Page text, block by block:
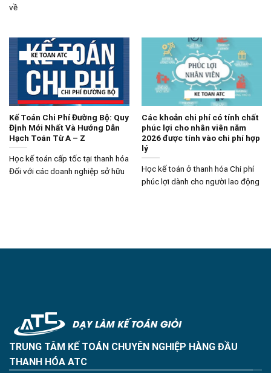
về
Kế Toán Chi Phí Đường Bộ: Quy
Định Mới Nhất Và Hướng Dẫn
Hạch Toán Từ A – Z
Học kế toán cấp tốc tại thanh hóa
Đối với các doanh nghiệp sở hữu
Các khoản chi phí có tính chất
phúc lợi cho nhân viên năm
2026 được tính vào chi phí hợp
lý
Học kế toán ở thanh hóa Chi phí
phúc lợi dành cho người lao động
TRUNG TÂM KẾ TOÁN CHUYÊN NGHIỆP HÀNG ĐẦU
THANH HÓA ATC